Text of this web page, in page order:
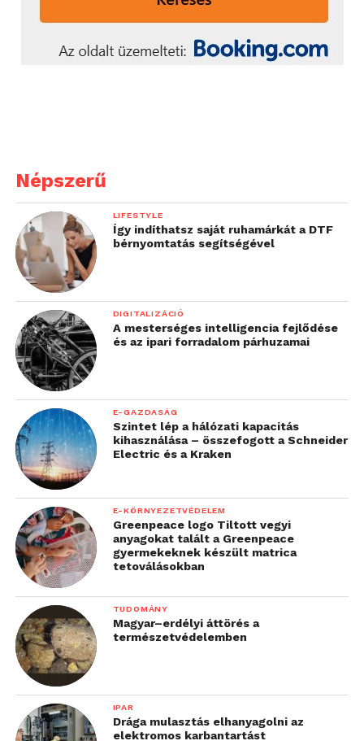
Népszerű
LIFESTYLE
Így indíthatsz saját ruhamárkát a DTF
bérnyomtatás segítségével
DIGITALIZÁCIÓ
A mesterséges intelligencia fejlődése
és az ipari forradalom párhuzamai
E-GAZDASÁG
Szintet lép a hálózati kapacitás
kihasználása – összefogott a Schneider
Electric és a Kraken
E-KÖRNYEZETVÉDELEM
Greenpeace logo Tiltott vegyi
anyagokat talált a Greenpeace
gyermekeknek készült matrica
tetoválásokban
TUDOMÁNY
Magyar–erdélyi áttörés a
természetvédelemben
IPAR
Drága mulasztás elhanyagolni az
elektromos karbantartást